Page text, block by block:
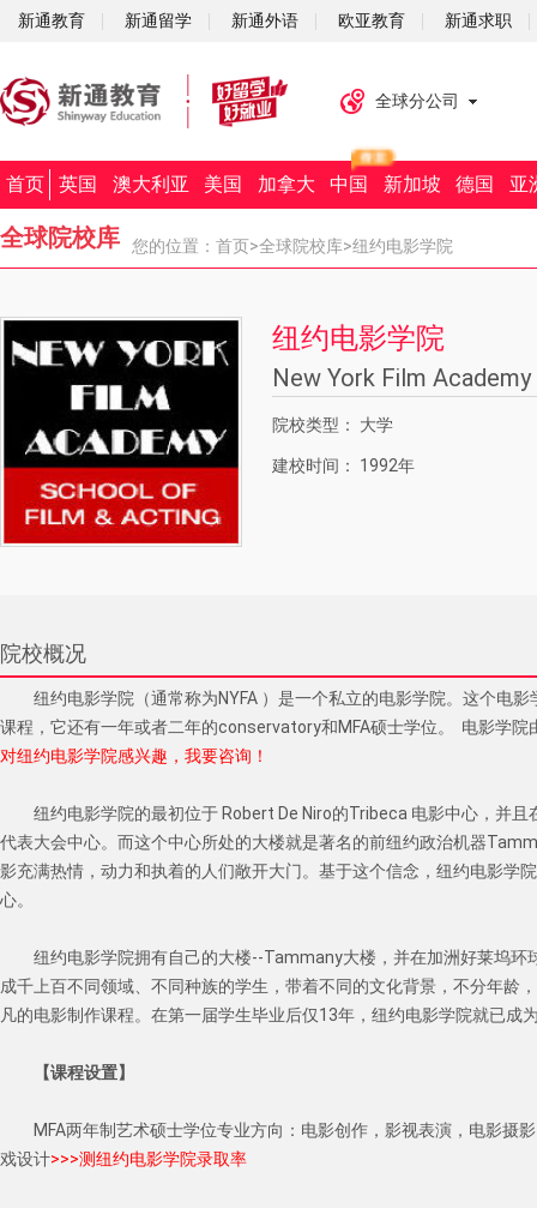
新通教育 新通留学 新通外语 欧亚教育 新通求职
全球分公司
首页 英国 澳大利亚 美国 加拿大 中国 新加坡 德国 亚
全球院校库 您的位置： 首页>全球院校库>纽约电影学院
纽约电影学院
New York Film Academy
院校类型： 大学
建校时间： 1992年
院校概况
纽约电影学院（通常称为NYFA ）是一个私立的电影学院。这个电
课程，它还有一年或者二年的conservatory和MFA硕士学位。  电影学
对纽约电影学院感兴趣，我要咨询！
纽约电影学院的最初位于 Robert De Niro的Tribeca 电影中心，并
代表大会中心。而这个中心所处的大楼就是著名的前纽约政治机器
影充满热情，动力和执着的人们敞开大门。基于这个信念，纽约电影学
心。
纽约电影学院拥有自己的大楼--Tammany大楼，并在加洲好莱坞环
成千上百不同领域、不同种族的学生，带着不同的文化背景，不分年龄
凡的电影制作课程。在第一届学生毕业后仅13年，纽约电影学院就已成
【课程设置】
MFA两年制艺术硕士学位专业方向：电影创作，影视表演，电影摄
戏设计>>>测纽约电影学院录取率